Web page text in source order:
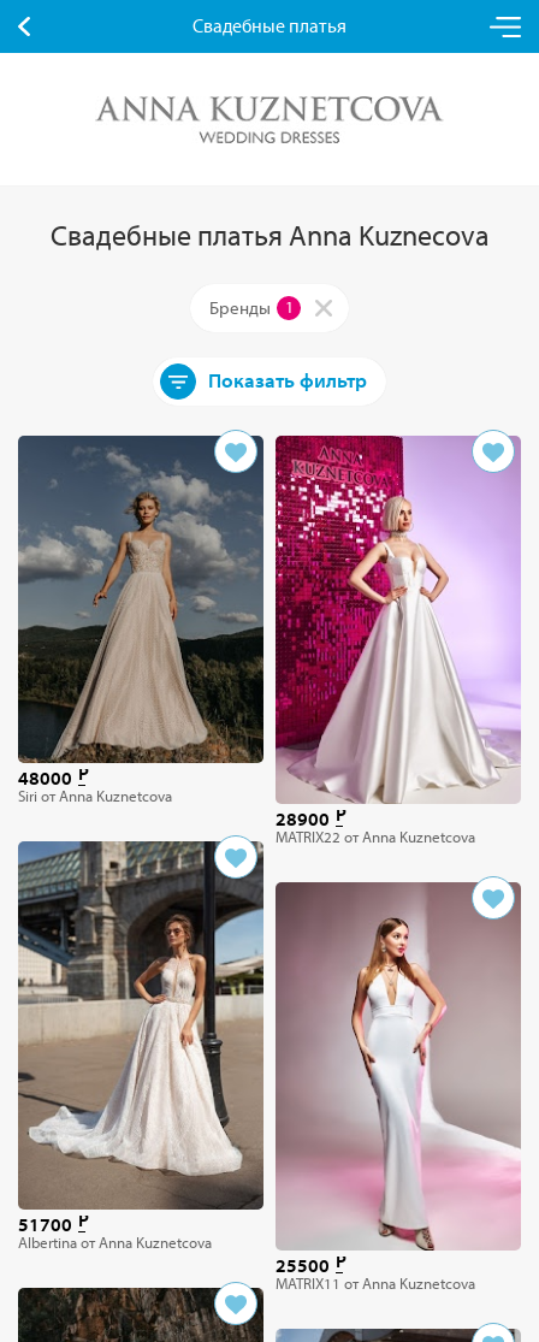
Свадебные платья
Свадебные платья Anna Kuznecova
Бренды 1
Показать фильтр
48000
Siri от Anna Kuznetcova
28900
MATRIX22 от Anna Kuznetcova
51700
Albertina от Anna Kuznetcova
25500
MATRIX11 от Anna Kuznetcova